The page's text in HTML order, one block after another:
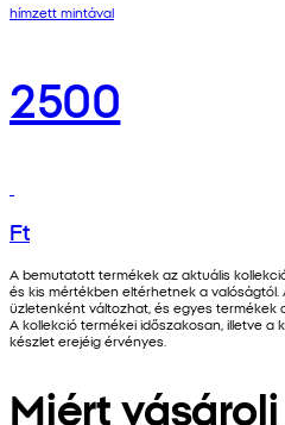
hímzett mintával
2500
Ft
A bemutatott termékek az aktuális
és kis mértékben eltérhetnek a
üzletenként változhat, és egyes termékek
A kollekció termékei időszakosan, illetve a
készlet erejéig érvényes.
Miért